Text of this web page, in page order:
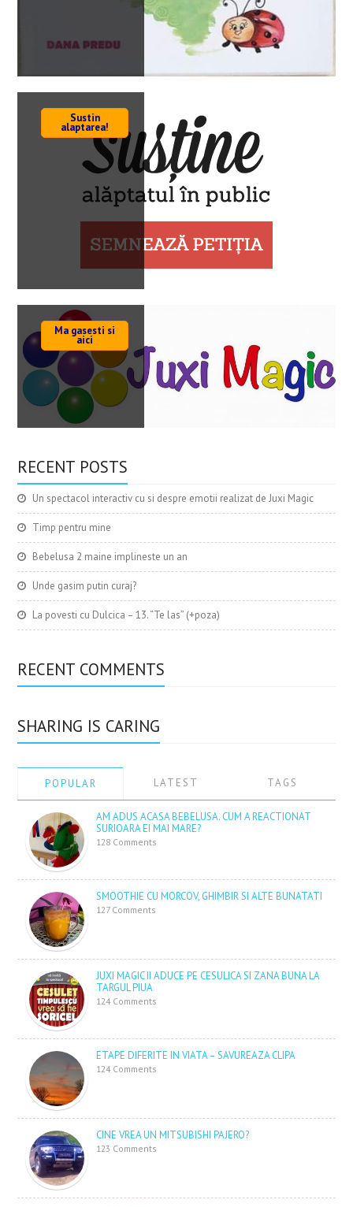
Sustin
alaptarea!
Ma gasesti si
aici
RECENT POSTS
Un spectacol interactiv cu si despre emotii realizat de Juxi Magic
Timp pentru mine
Bebelusa 2 maine implineste un an
Unde gasim putin curaj?
La povesti cu Dulcica – 13. “Te las” (+poza)
RECENT COMMENTS
SHARING IS CARING
POPULAR LATEST TAGS
AM ADUS ACASA BEBELUSA. CUM A REACTIONAT
SURIOARA EI MAI MARE?
128 Comments
SMOOTHIE CU MORCOV, GHIMBIR SI ALTE BUNATATI
127 Comments
JUXI MAGIC II ADUCE PE CESULICA SI ZANA BUNA LA
TARGUL PIUA
124 Comments
ETAPE DIFERITE IN VIATA – SAVUREAZA CLIPA
124 Comments
CINE VREA UN MITSUBISHI PAJERO?
123 Comments